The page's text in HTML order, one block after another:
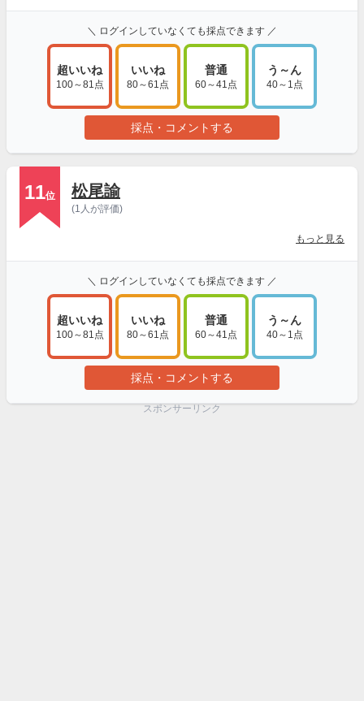
＼ ログインしていなくても採点できます ／
超いいね
100～81点
いいね
80～61点
普通
60～41点
う～ん
40～1点
採点・コメントする
11位 松尾諭
(1人が評価)
もっと見る
＼ ログインしていなくても採点できます ／
超いいね
100～81点
いいね
80～61点
普通
60～41点
う～ん
40～1点
採点・コメントする
スポンサーリンク